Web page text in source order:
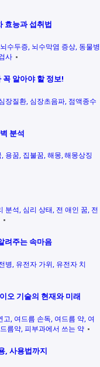
효능과 섭취법
뇌수두증 뇌수막염 증상 동물병
사
알아야 할 정보!
장질환 심장초음파 점액종수
분석
용꿈 집불꿈 해몽 해몽상징
분석 심리 상태 전 애인 꿈 전
려주는 속마음
병 유전자 가위 유전자 치
오 기술의 현재와 미래
고 여드름 손독 여드름 약 여
름약 피부과에서 쓰는 약
, 사용법까지